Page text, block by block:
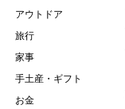
アウトドア
旅行
家事
手土産・ギフト
お金